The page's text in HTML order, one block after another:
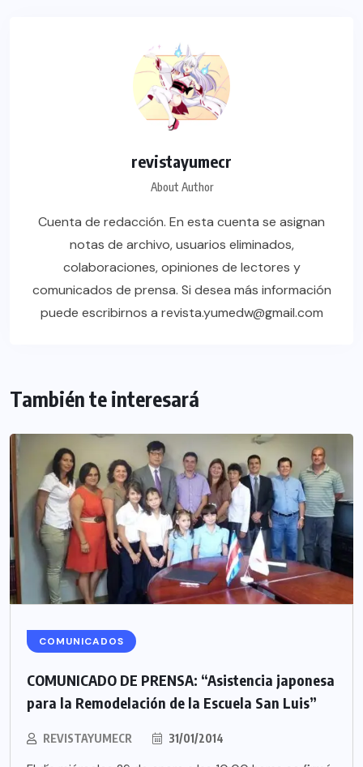
revistayumecr
About Author
Cuenta de redacción. En esta cuenta se asignan
notas de archivo, usuarios eliminados,
colaboraciones, opiniones de lectores y
comunicados de prensa. Si desea más información
puede escribirnos a revista.yumedw@gmail.com
También te interesará
COMUNICADOS
COMUNICADO DE PRENSA: “Asistencia japonesa
para la Remodelación de la Escuela San Luis”
REVISTAYUMECR 31/01/2014